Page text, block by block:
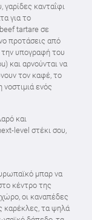
κανταΐφι
για το
tartare σε
προτάσεις από
υπογραφή του
και αρνούνται να
τον καφέ, το
ενός
και
level στέκι σου,
μπαρ να
κέντρο της
οι καναπέδες
καρέκλες, τα ψηλά